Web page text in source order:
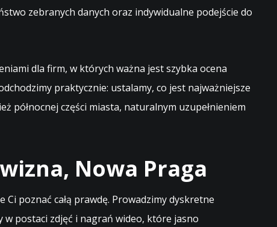
zebranych danych oraz indywidualne podejście do
dla firm, w których ważna jest szybka ocena
praktycznie: ustalamy, co jest najważniejsze
północnej części miasta, naturalnym uzupełnieniem
Nowa Praga
poznać całą prawdę. Prowadzimy dyskretne
postaci zdjęć i nagrań wideo, które jasno